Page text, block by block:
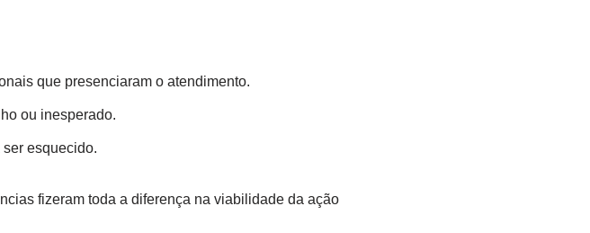
que presenciaram o atendimento.
ou inesperado.
esquecido.
fizeram toda a diferença na viabilidade da ação